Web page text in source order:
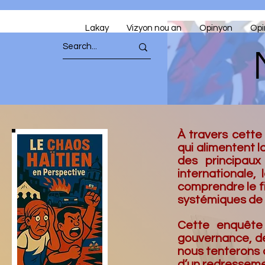
Lakay Vizyon nou an Opinyon
À travers cette
qui alimentent
des
comprendre le
systémiques
Cette
gouvernance,
nous tenterons